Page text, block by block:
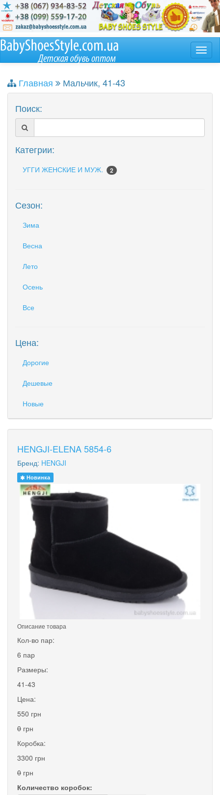
Главная
Мальчик, 41-43
Поиск:
Категрии:
УГГИ ЖЕНСКИЕ И МУЖ. 2
Сезон:
Зима
Весна
Лето
Осень
Все
Цена:
Дорогие
Дешевые
Новые
HENGJI-ELENA 5854-6
Бренд: HENGJI
Новинка
Описание товара
Кол-во пар:
6 пар
Размеры:
41-43
Цена:
550 грн
0 грн
Коробка:
3300 грн
0 грн
Количество коробок: